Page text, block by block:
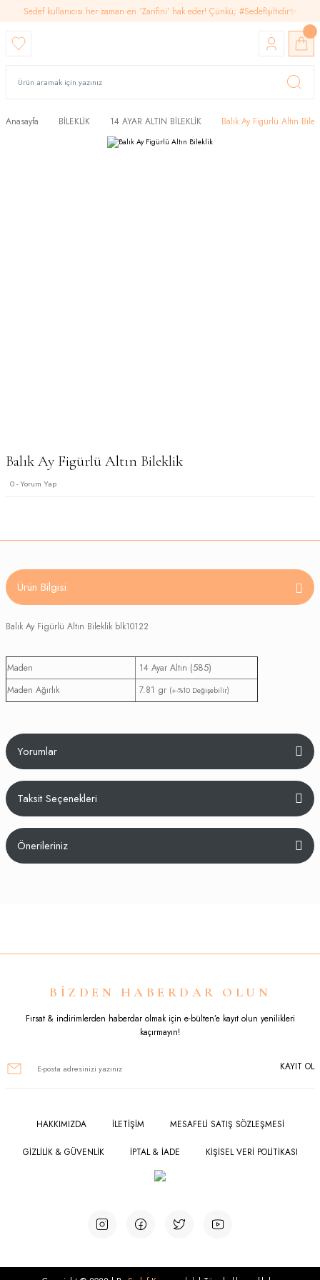
Sedef kullanıcısı her zaman en ‘Zarifini’ hak eder! Çünkü; #SedefIşıltıdır✨
Anasayfa BİLEKLİK 14 AYAR ALTIN BİLEKLİK Balık Ay Figürlü Altın
Balık Ay Figürlü Altın Bileklik
0 - Yorum Yap
Ürün Bilgisi
Balık Ay Figürlü Altın Bileklik blk10122
Maden 14 Ayar Altın (585)
Maden Ağırlık 7.81 gr (+-%10 Değişebilir)
Yorumlar
Bu ürüne ilk yorumu siz yapın!
Taksit Seçenekleri
Önerileriniz
Ürün resmi kalitesiz, bozuk veya görüntülenemiyor.
Ürün açıklamasında eksik bilgiler bulunuyor.
Ürün fiyatı diğer sitelerden daha pahalı.
BİZDEN HABERDAR OLUN
Fırsat & indirimlerden haberdar olmak için e-bülten’e kayıt olun yenilikleri
kaçırmayın!
KAYIT OL
HAKKIMIZDA İLETİŞİM MESAFELİ SATIŞ SÖZLEŞMESİ
GİZLİLİK & GÜVENLİK İPTAL & İADE KİŞİSEL VERİ POLİTİKASI